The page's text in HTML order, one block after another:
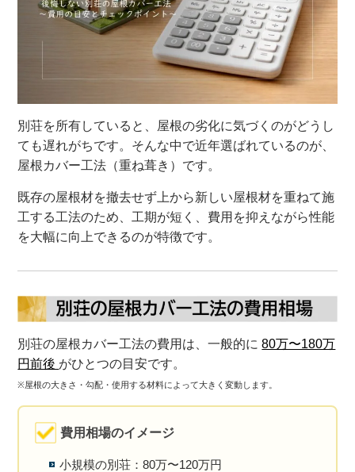
別荘を所有していると、屋根の劣化に気づくのがどうし
ても遅れがちです。そんな中で近年選ばれているのが、
屋根カバー工法（重ね葺き）です。
既存の屋根材を撤去せず上から新しい屋根材を重ねて施
工する工法のため、工期が短く、費用を抑えながら性能
を大幅に向上できるのが特徴です。
別荘の屋根カバー工法の費用は、一般的に80万〜180万
円前後 がひとつの目安です。
※屋根の大きさ・勾配・使用する材料によって大きく変動します。
費用相場のイメージ
小規模の別荘：80万〜120万円